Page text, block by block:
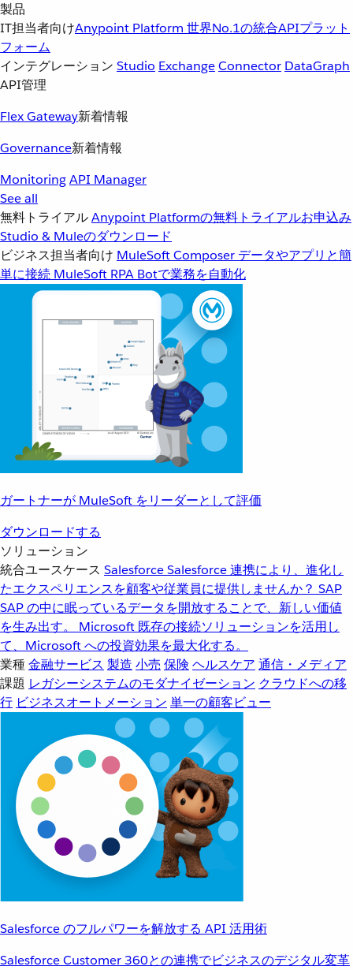
製品
IT担当者向けAnypoint Platform 世界No.1の統合APIプラット
フォーム
インテグレーション Studio ExchangeConnector DataGraph
API管理
Flex Gateway新着情報
Governance新着情報
MonitoringAPI Manager
See all
無料トライアルAnypoint Platformの無料トライアルお申込み
Studio & Muleのダウンロード
ビジネス担当者向け MuleSoft Composer データやアプリと簡
単に接続 MuleSoft RPA Botで業務を自動化
ガートナーが MuleSoft をリーダーとして評価
ダウンロードする
ソリューション
統合ユースケース SalesforceSalesforce 連携により、進化し
たエクスペリエンスを顧客や従業員に提供しませんか？ SAP
SAP の中に眠っているデータを開放することで、新しい価値
を生み出す。
Microsoft 既存の接続ソリューションを活用し
て、Microsoft への投資効果を最大化する。
業種金融サービス 製造 小売 保険 ヘルスケア 通信・メディア
課題 レガシーシステムのモダナイゼーション クラウドへの移
行 ビジネスオートメーション 単一の顧客ビュー
Salesforce のフルパワーを解放する API 活用術
Salesforce Customer 360との連携でビジネスのデジタル変革